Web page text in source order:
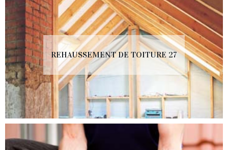
REHAUSSEMENT DE TOITURE 27